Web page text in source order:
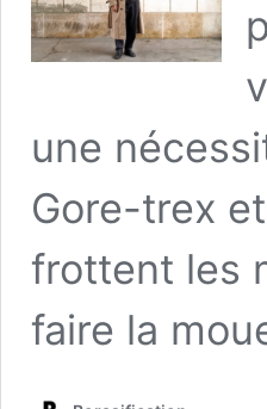
une
Gore-trex
frottent les
faire la